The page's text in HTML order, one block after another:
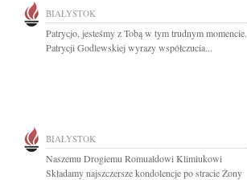
BIAŁYSTOK
Patrycjo, jesteśmy z Tobą w tym trudnym momencie.
Patrycji Godlewskiej wyrazy współczucia...
BIAŁYSTOK
Naszemu Drogiemu Romualdowi Klimiukowi
Składamy najszczersze kondolencje po stracie Żony